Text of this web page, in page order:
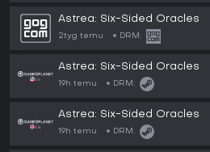
Astrea: Six-Sided Oracles
2tyg temu DRM:
Astrea: Six-Sided Oracles
19h temu DRM:
Astrea: Six-Sided Oracles
19h temu DRM: